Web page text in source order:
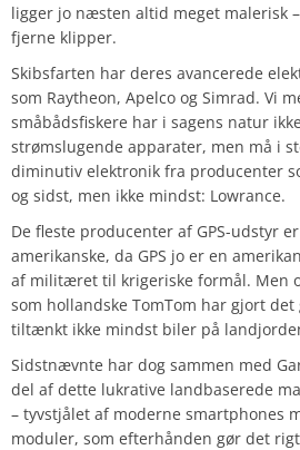
ligger jo næsten altid meget malerisk
fjerne klipper.
Skibsfarten har deres avancerede
som Raytheon, Apelco og Simrad. Vi
småbådsfiskere har i sagens natur
strømslugende apparater, men må i
diminutiv elektronik fra producenter
og sidst, men ikke mindst: Lowrance.
De fleste producenter af GPS-udstyr
amerikanske, da GPS jo er en
af militæret til krigeriske formål. Men
som hollandske TomTom har gjort det
tiltænkt ikke mindst biler på
Sidstnævnte har dog sammen med
del af dette lukrative landbaserede
– tyvstjålet af moderne smartphones
moduler, som efterhånden gør det